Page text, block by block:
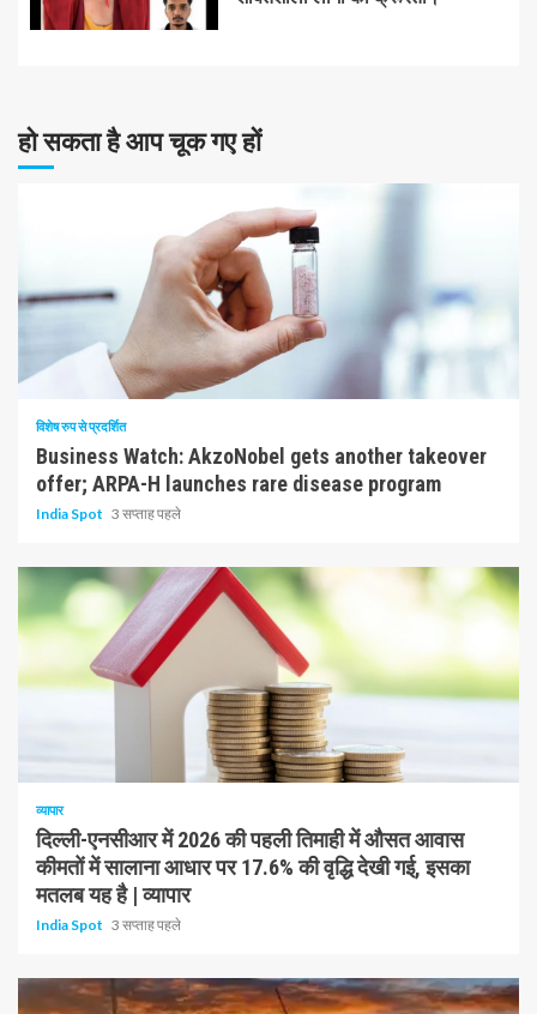
हो सकता है आप चूक गए हों
10 न्यूनतम पढ़ा
विशेष रुप से प्रदर्शित
Business Watch: AkzoNobel gets another takeover
offer; ARPA-H launches rare disease program
India Spot 3 सप्ताह पहले
व्यापार
दिल्ली-एनसीआर में 2026 की पहली तिमाही में औसत आवास
कीमतों में सालाना आधार पर 17.6% की वृद्धि देखी गई, इसका
मतलब यह है | व्यापार
India Spot 3 सप्ताह पहले